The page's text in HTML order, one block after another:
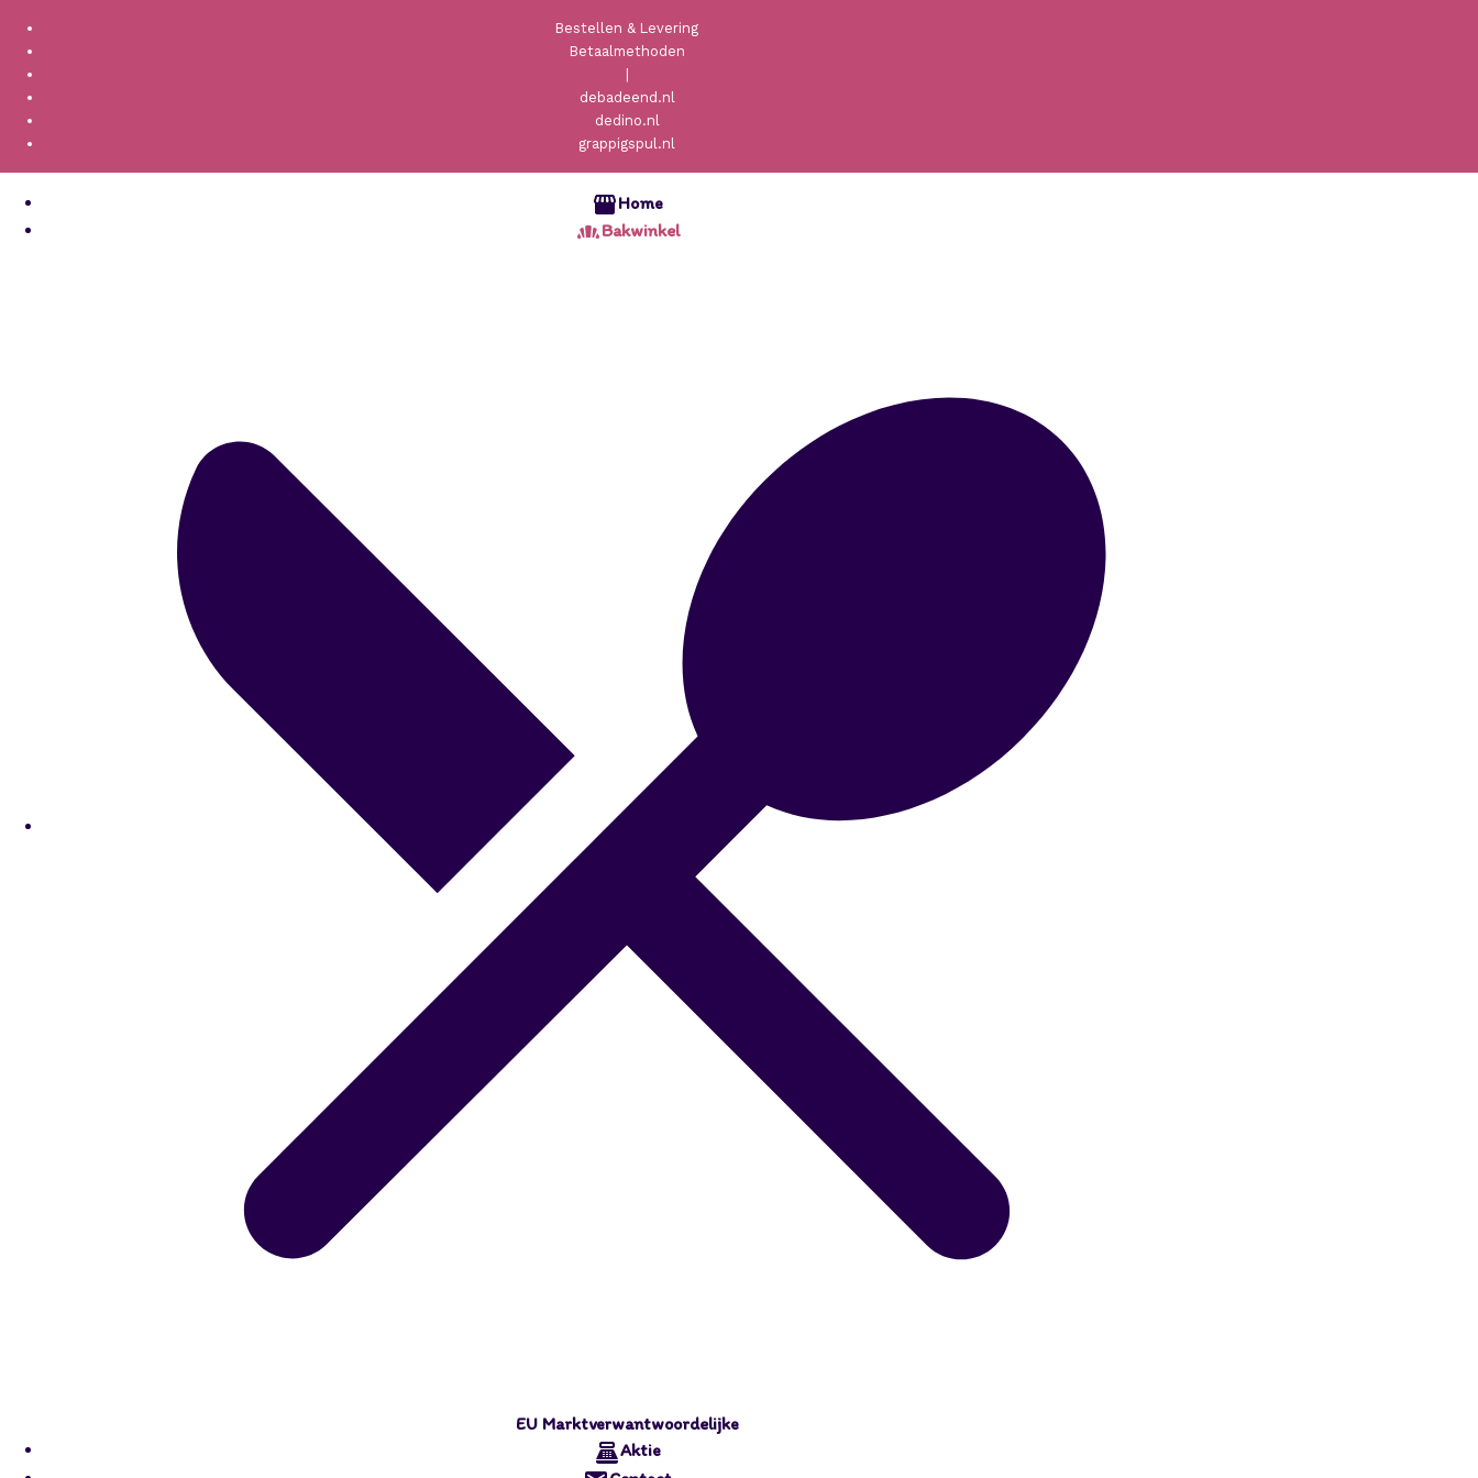
Bestellen & Levering
Betaalmethoden
debadeend.nl
dedino.nl
grappigspul.nl
Home
Bakwinkel
EU Marktverwantwoordelijke
Aktie